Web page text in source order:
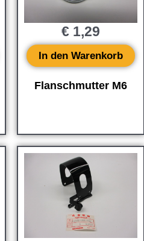
Flanschmutter M6
€1,29
In den Warenkorb